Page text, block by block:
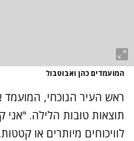
המועמדים כהן ואבוטבול
ראש העיר הנוכחי, המועמד
תוצאות טובות הלילה. "אני
לוויכוחים מיותרים או